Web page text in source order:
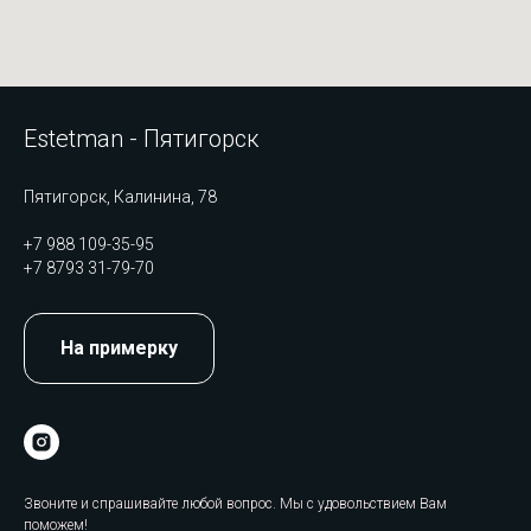
Estetman - Пятигорск
Пятигорск, Калинина, 78
+7 988 109-35-95
+7 8793 31-79-70
На примерку
Звоните и спрашивайте любой вопрос. Мы с удовольствием Вам
поможем!